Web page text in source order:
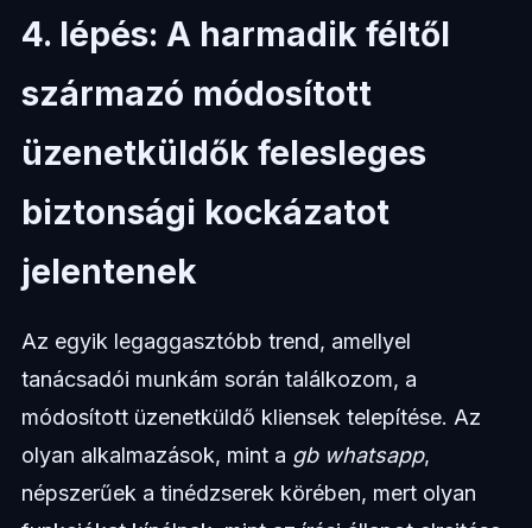
4. lépés: A harmadik féltől
származó módosított
üzenetküldők felesleges
biztonsági kockázatot
jelentenek
Az egyik legaggasztóbb trend, amellyel
tanácsadói munkám során találkozom, a
módosított üzenetküldő kliensek telepítése. Az
olyan alkalmazások, mint a gb whatsapp,
népszerűek a tinédzserek körében, mert olyan